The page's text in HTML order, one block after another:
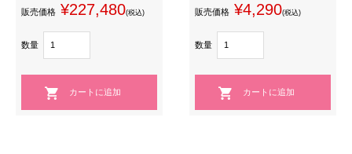
販売価格 ¥227,480(税込)
数量
販売価格 ¥4,290(税込)
数量